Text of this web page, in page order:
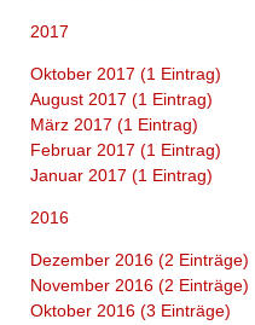
2017
Oktober 2017 (1 Eintrag)
August 2017 (1 Eintrag)
März 2017 (1 Eintrag)
Februar 2017 (1 Eintrag)
Januar 2017 (1 Eintrag)
2016
Dezember 2016 (2 Einträge)
November 2016 (2 Einträge)
Oktober 2016 (3 Einträge)